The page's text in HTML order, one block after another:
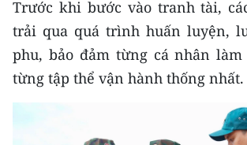
Trước khi bước vào tranh tài,
trải qua quá trình huấn luyện,
phu, bảo đảm từng cá nhân
từng tập thể vận hành thống nhất.